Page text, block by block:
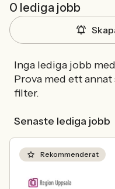
0 lediga jobb
Inga lediga jobb
Prova med ett
filter.
Senaste lediga jobb
Rekommenderat